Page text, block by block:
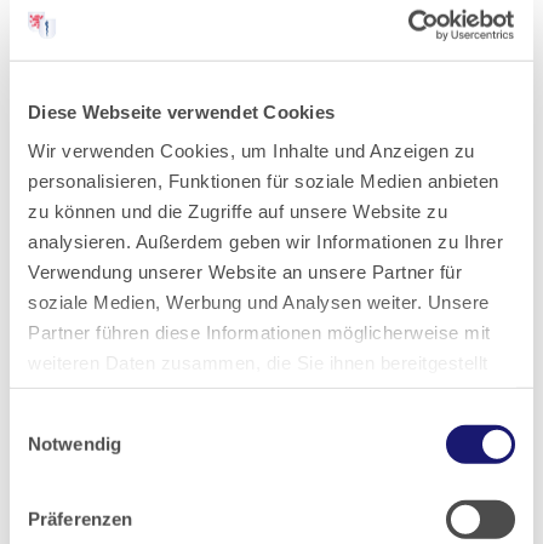
Diese Webseite verwendet Cookies
Wir verwenden Cookies, um Inhalte und Anzeigen zu
personalisieren, Funktionen für soziale Medien anbieten
zu können und die Zugriffe auf unsere Website zu
analysieren. Außerdem geben wir Informationen zu Ihrer
Verwendung unserer Website an unsere Partner für
soziale Medien, Werbung und Analysen weiter. Unsere
Partner führen diese Informationen möglicherweise mit
weiteren Daten zusammen, die Sie ihnen bereitgestellt
haben oder die sie im Rahmen Ihrer Nutzung der Dienste
Notwendig
Präferenzen
die Krisen sind noch nicht vorbei – deshalb gilt es
unsere Mandaten, Patientinnen und Klienten aber
auch unsere Kolleginnen und Kollegen weitgehend
unbeschadet aus dieser Lage hervorgehen“,
kommentiert die wiedergewählte Präsidentin Hahne.
(red)
Hessisches Ärzteblatt